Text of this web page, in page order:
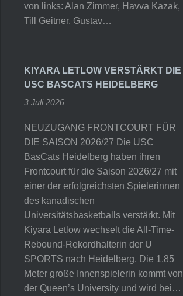
von links: Alan Zimmer, Havva Kazak,
Till Geitner, Gustav…
KIYARA LETLOW VERSTÄRKT DIE
USC BASCATS HEIDELBERG
3 Juli 2026
NEUZUGANG FRONTCOURT FÜR
DIE SAISON 2026/27 Die USC
BasCats Heidelberg haben ihren
Frontcourt für die Saison 2026/27 mit
einer der erfolgreichsten Spielerinnen
des kanadischen
Universitätsbasketballs verstärkt. Mit
Kiyara Letlow wechselt die All-Time-
Rebound-Rekordhalterin der U
SPORTS nach Heidelberg. Die 1,85
Meter große Innenspielerin kommt von
der Queen’s University und wird bei…